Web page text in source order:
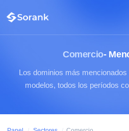
Comercio-
Los dominios más
modelos, todos los períodos